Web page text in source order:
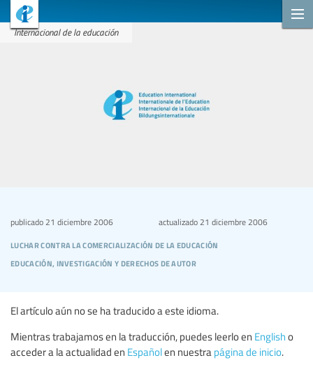
Internacional de la educación
luchar contra la comercialización de la educación
educación, investigación y derechos de autor
publicado 21 diciembre 2006 actualizado21 diciembre 2006
El artículo aún no se ha traducido a este idioma.
Mientras trabajamos en la traducción, puedes leerlo en English o
acceder a la actualidad en Españolen nuestra página de inicio.